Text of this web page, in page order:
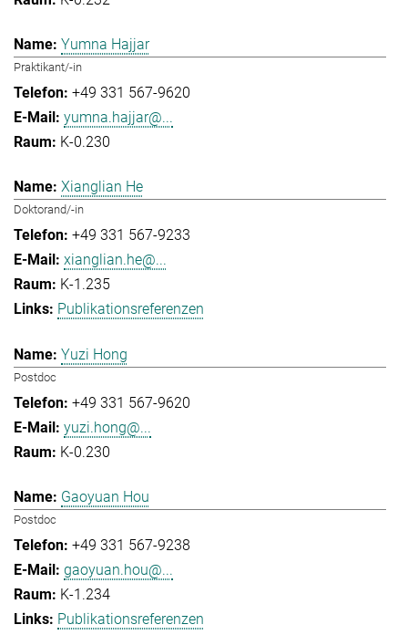
Yumna Hajjar
Praktikant/-in
+49 331 567-9620
yumna.hajjar@...
K-0.230
Xianglian He
Doktorand/-in
+49 331 567-9233
xianglian.he@...
K-1.235
Publikationsreferenzen
Yuzi Hong
Postdoc
+49 331 567-9620
yuzi.hong@...
K-0.230
Gaoyuan Hou
Postdoc
+49 331 567-9238
gaoyuan.hou@...
K-1.234
Publikationsreferenzen